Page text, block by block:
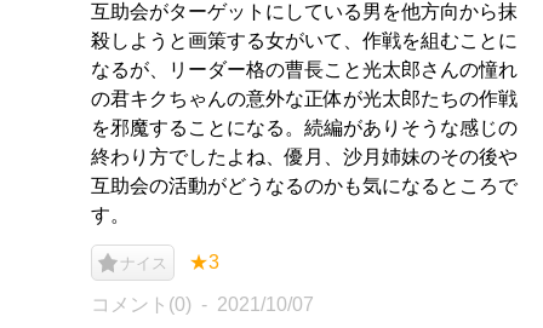
互助会がターゲットにしている男を他方向から抹
殺しようと画策する女がいて、作戦を組むことに
なるが、リーダー格の曹長こと光太郎さんの憧れ
の君キクちゃんの意外な正体が光太郎たちの作戦
を邪魔することになる。続編がありそうな感じの
終わり方でしたよね、優月、沙月姉妹のその後や
互助会の活動がどうなるのかも気になるところで
す。
ナイス ★3
コメント(0) 2021/10/07